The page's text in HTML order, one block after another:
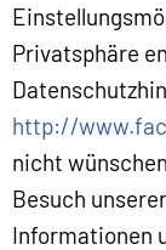
Privatsphäre
http://
nicht
Besuch
Informationen